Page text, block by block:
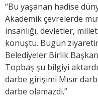
“Bu yaşanan hadise
Akademik çevrelerde
insanlığı, devletler,
konuştu. Bugün
Belediyeler Birlik
Topbaş şu bilgiyi
darbe girişimi Mısır
darbe olamazdı.”